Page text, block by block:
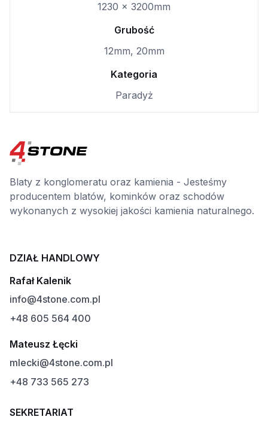
1230 × 3200mm
Grubość
12mm, 20mm
Kategoria
Paradyż
Blaty z konglomeratu oraz kamienia - Jesteśmy
producentem blatów, kominków oraz schodów
wykonanych z wysokiej jakości kamienia naturalnego.
DZIAŁ HANDLOWY
Rafał Kalenik
info@4stone.com.pl
+48 605 564 400
Mateusz Łęcki
mlecki@4stone.com.pl
+48 733 565 273
SEKRETARIAT